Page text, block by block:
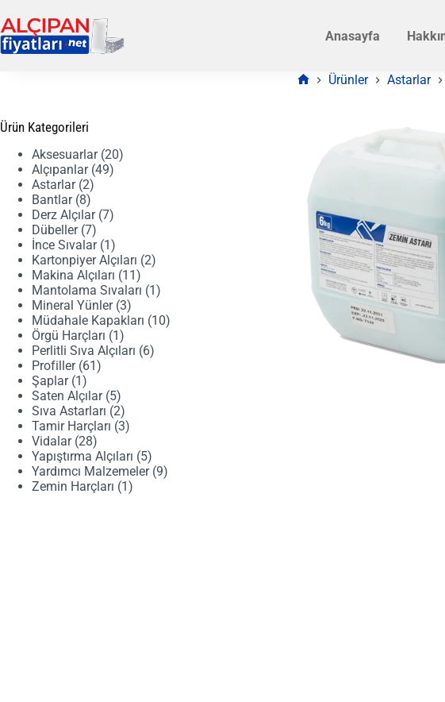
to
content
Anasayfa
Ürünler Astarlar
Ürün Kategorileri
Aksesuarlar 2020
Alçıpanlar 4949
Astarlar 22
ürün
Bantlar 88
ürün
Derz Alçılar 77
Dübeller 77
ürün
İnce Sıvalar 1 1
ürün
Kartonpiyer Alçıları 22
Makina Alçıları 11 11
ürün
Mantolama Sıvaları 1 1
Mineral Yünler 33
ürün
Müdahale Kapakları 1010
Örgü Harçları 1 1
ürün
Perlitli Sıva Alçıları 66
Profiller 61 61
Şaplar 1 1
ürün
Saten Alçılar 55
ürün
Sıva Astarları 22
ürün
Tamir Harçları 33
Vidalar 2828
ürün
Yapıştırma Alçıları 55
ürün
Yardımcı Malzemeler 99
Zemin Harçları 1 1